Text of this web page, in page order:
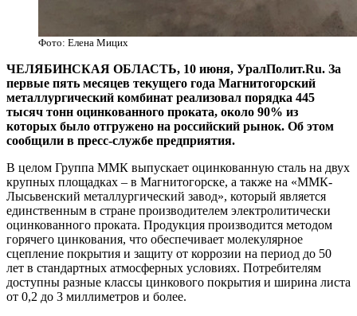
Фото: Елена Мицих
ЧЕЛЯБИНСКАЯ ОБЛАСТЬ, 10 июня, УралПолит.Ru. За
первые пять месяцев текущего года Магнитогорский
металлургический комбинат реализовал порядка 445
тысяч тонн оцинкованного проката, около 90% из
которых было отгружено на российский рынок. Об этом
сообщили в пресс-службе предприятия.
В целом Группа ММК выпускает оцинкованную сталь на двух
крупных площадках – в Магнитогорске, а также на «ММК-
Лысьвенский металлургический завод», который является
единственным в стране производителем электролитически
оцинкованного проката. Продукция производится методом
горячего цинкования, что обеспечивает молекулярное
сцепление покрытия и защиту от коррозии на период до 50
лет в стандартных атмосферных условиях. Потребителям
доступны разные классы цинкового покрытия и ширина листа
от 0,2 до 3 миллиметров и более.